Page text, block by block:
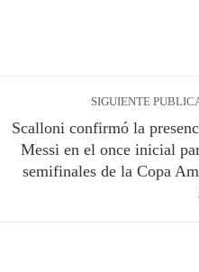
SIGUIENTE
Scalloni confirmó la
Messi en el once inicial
semifinales de la Copa